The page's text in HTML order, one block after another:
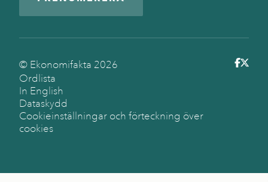
© Ekonomifakta 2026
Ordlista
In English
Dataskydd
Cookieinställningar och förteckning över
cookies